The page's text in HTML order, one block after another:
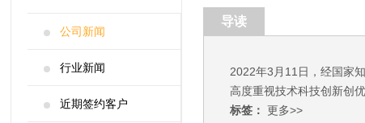
公司新闻
行业新闻
近期签约客户
导读
2022年3月11日，经国家
高度重视技术科技创新创
标签： 更多>>